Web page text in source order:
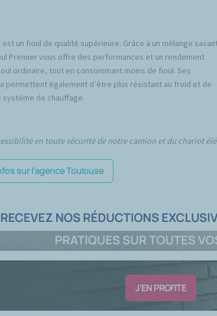
est un fioul de qualité supérieure. Grâce à un mélange
Premier vous offre des performances et un rendement
ordinaire, tout en consommant moins de fioul. Ses
permettent également d’être plus résistant au froid et de
de chauffage.
en toute sécurité de notre camion et du chariot
sur l'agence Toulouse
J'EN PROFITE